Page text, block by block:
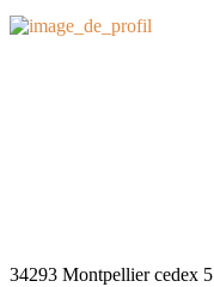
34293 Montpellier cedex 5